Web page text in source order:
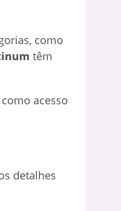
como
têm
como acesso
detalhes